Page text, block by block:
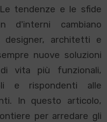
tendenze e le sfide
d'interni cambiano
designer, architetti e
nuove soluzioni
vita più funzionali,
e rispondenti alle
In questo articolo,
per arredare gli